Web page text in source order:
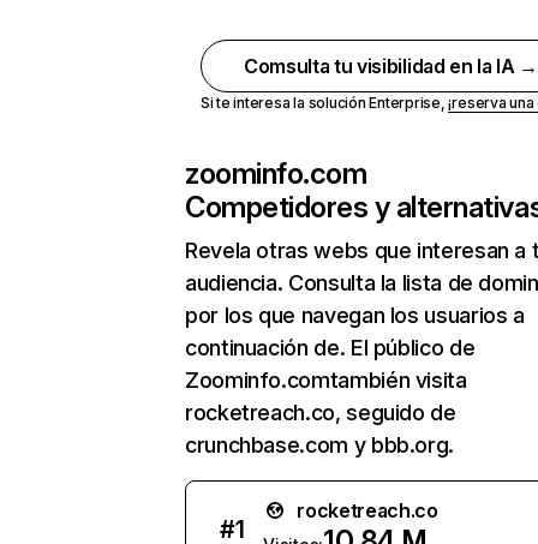
Comsulta tu visibilidad en la IA →
Si te interesa la solución Enterprise,¡reserva
zoominfo.com
Competidores y
Revela otras webs que interesan a
audiencia. Consulta la lista de
por los que navegan los usuarios a
continuación de. El público de
Zoominfo.comtambién visita
rocketreach.co, seguido de
crunchbase.com y bbb.org.
#1
rocketreach.co